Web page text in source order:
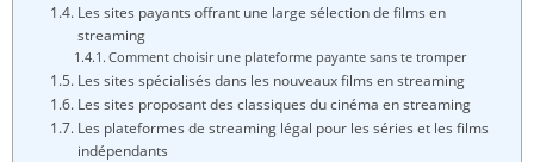
Les sites payants offrant une large sélection de films en
streaming
Comment choisir une plateforme payante sans te tromper
Les sites spécialisés dans les nouveaux films en streaming
Les sites proposant des classiques du cinéma en streaming
Les plateformes de streaming légal pour les séries et les films
indépendants